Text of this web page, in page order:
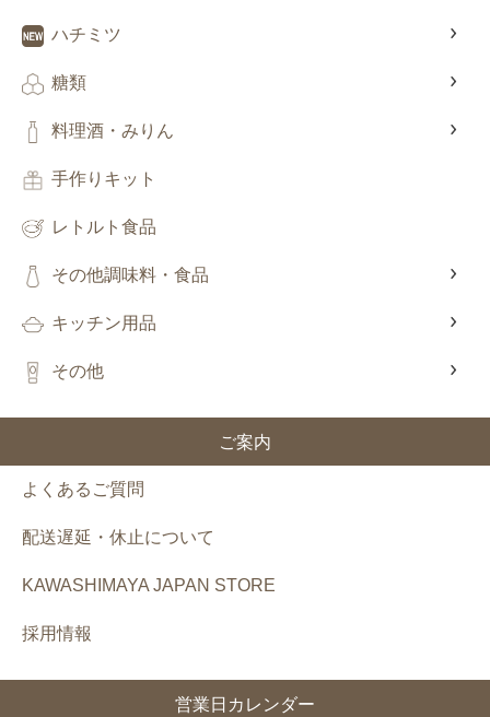
ハチミツ
糖類
料理酒・みりん
手作りキット
レトルト食品
その他調味料・食品
キッチン用品
その他
ご案内
よくあるご質問
配送遅延・休止について
KAWASHIMAYA JAPAN STORE
採用情報
営業日カレンダー